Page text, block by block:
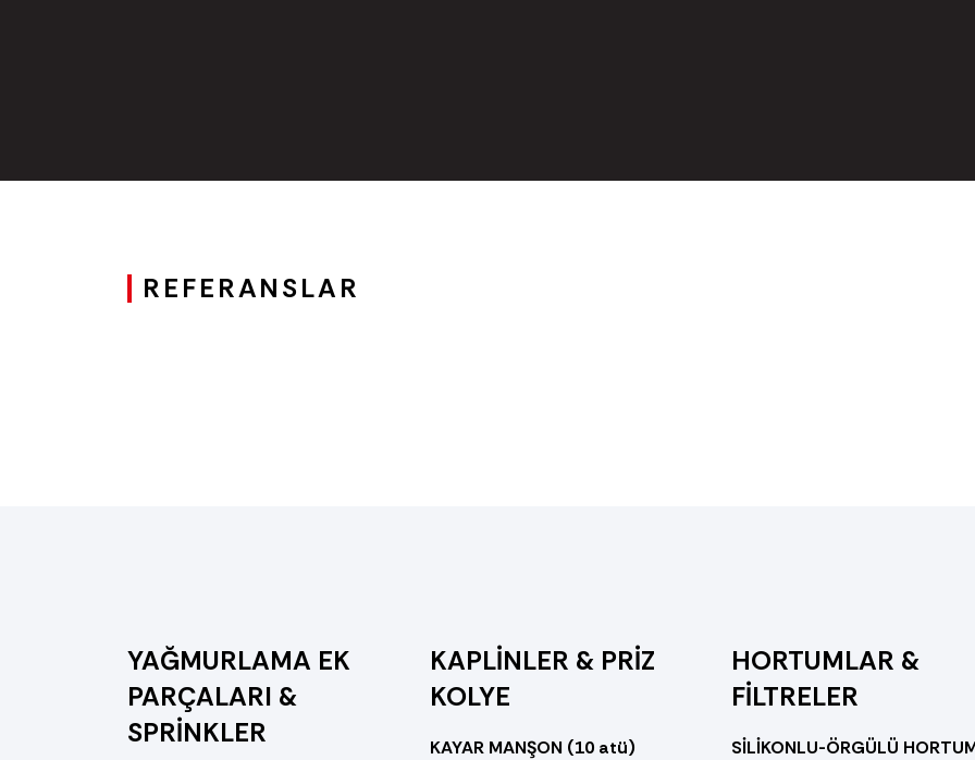
REFERANSLAR
YAĞMURLAMA EK
PARÇALARI &
SPRİNKLER
KAPLİNLER & PRİZ
KOLYE
KAYAR MANŞON (10 atü)
HORTUMLAR &
FİLTRELER
SİLİKONLU-ÖRGÜLÜ